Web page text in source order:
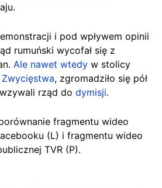
i pod wpływem opinii
rumuński wycofał się z
Ale nawet wtedy w stolicy
Zwycięstwa, zgromadziło się pół
rząd do dymisji.
fragmentu wideo
(L) i fragmentu wideo
TVR (P).